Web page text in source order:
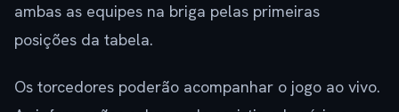
ambas as equipes na briga pelas primeiras
posições da tabela.
Os torcedores poderão acompanhar o jogo ao vivo.